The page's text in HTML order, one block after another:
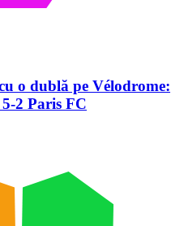
o dublă pe Vélodrome:
2 Paris FC